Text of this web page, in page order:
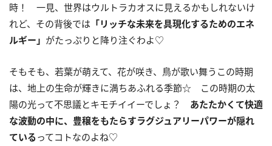
時！ 一見、世界はウルトラカオスに見えるかもしれないけ
れど、その背後では 「リッチな未来を具現化するためのエネ
ルギー」 がたっぷりと降り注ぐわよ♡
そもそも、若葉が萌えて、花が咲き、鳥が歌い舞うこの時期
は、地上の生命が輝きに満ちあふれる季節☆ この時期の太
陽の光って不思議とキモチイイーでしょ？ あたたかくて快適
な波動の中に、豊穣をもたらすラグジュアリーパワーが隠れ
ている ってコトなのよね♡